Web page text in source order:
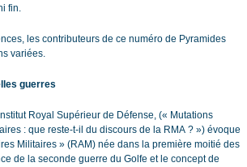
fin.
les contributeurs de ce numéro de Pyramides
variées.
guerres
Royal Supérieur de Défense, (« Mutations
: que reste-t-il du discours de la RMA ? ») évoque
Militaires » (RAM) née dans la première moitié des
de la seconde guerre du Golfe et le concept de